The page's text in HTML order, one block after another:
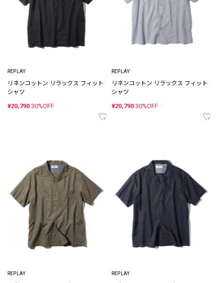
REPLAY
リネンコットン リラックス フィット
シャツ
¥20,790 30%OFF
REPLAY
リネンコットン リラックス フィット
シャツ
¥20,790 30%OFF
REPLAY REPLAY